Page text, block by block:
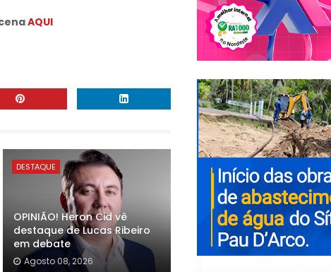
AQUI
DESTAQUE
OPINIÃO! Heron Cid vê
destaque de Lucas Ribeiro
em debate
Agosto 08, 2026